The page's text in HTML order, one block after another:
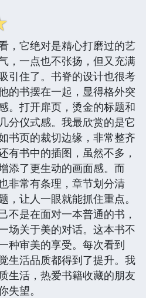
，它绝对是精心打磨过的艺
，一点也不张扬，但又充满
引住了。书脊的设计也很考
的书摆在一起，显得格外突
。打开扉页，烫金的标题和
分仪式感。我最欣赏的是它
书页的裁切边缘，非常整齐
有书中的插图，虽然不多，
添了更生动的画面感。而
非常有条理，章节划分清
，让人一眼就能抓住重点。
不是在面对一本普通的书，
场关于美的对话。这本书不
种审美的享受。每次看到
生活品质都得到了提升。我
生活，热爱书籍收藏的朋友
失望。